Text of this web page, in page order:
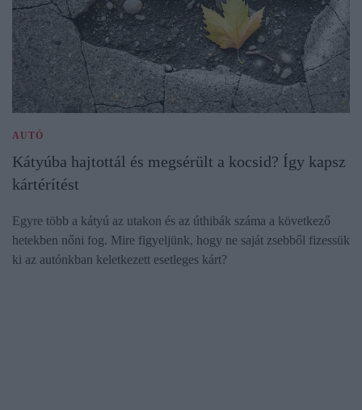
AUTÓ
Kátyúba hajtottál és megsérült a kocsid? Így kapsz
kártérítést
Egyre több a kátyú az utakon és az úthibák száma a következő
hetekben nőni fog. Mire figyeljünk, hogy ne saját zsebből fizessük
ki az autónkban keletkezett esetleges kárt?